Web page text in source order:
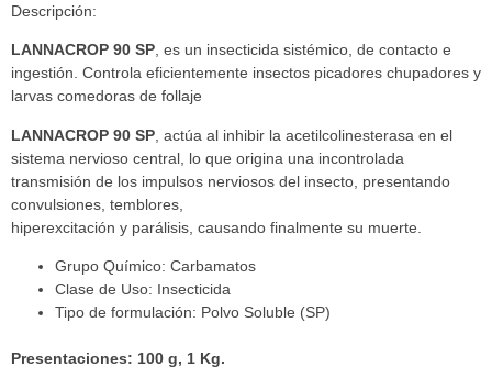
Descripción:
LANNACROP 90 SP, es un insecticida sistémico, de contacto e
ingestión. Controla eficientemente insectos picadores chupadores y
larvas comedoras de follaje
LANNACROP 90 SP , actúa al inhibir la acetilcolinesterasa en el
sistema nervioso central, lo que origina una incontrolada
transmisión de los impulsos nerviosos del insecto, presentando
convulsiones, temblores,
hiperexcitación y parálisis, causando finalmente su muerte.
Grupo Químico: Carbamatos
Clase de Uso: Insecticida
Tipo de formulación: Polvo Soluble (SP)
Presentaciones: 100 g, 1 Kg.